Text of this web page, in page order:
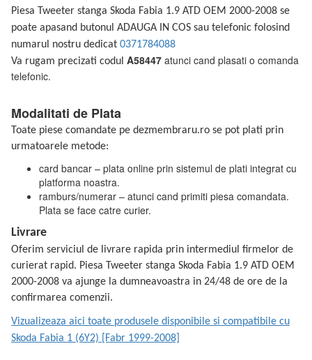
Piesa Tweeter stanga Skoda Fabia 1.9 ATD OEM 2000-2008 se
poate apasand butonul ADAUGA IN COS sau telefonic folosind
numarul nostru dedicat 0371784088
Va rugam precizati codul A58447 atunci cand plasati o comanda
telefonic.
Modalitati de Plata
Toate piese comandate pe dezmembraru.ro se pot plati prin
urmatoarele metode:
card bancar – plata online prin sistemul de plati integrat cu
platforma noastra.
ramburs/numerar – atunci cand primiti piesa comandata.
Plata se face catre curier.
Livrare
Oferim serviciul de livrare rapida prin intermediul firmelor de
curierat rapid. Piesa Tweeter stanga Skoda Fabia 1.9 ATD OEM
2000-2008 va ajunge la dumneavoastra in 24/48 de ore de la
confirmarea comenzii.
Vizualizeaza aici toate produsele disponibile si compatibile cu
Skoda Fabia 1 (6Y2) [Fabr 1999-2008]